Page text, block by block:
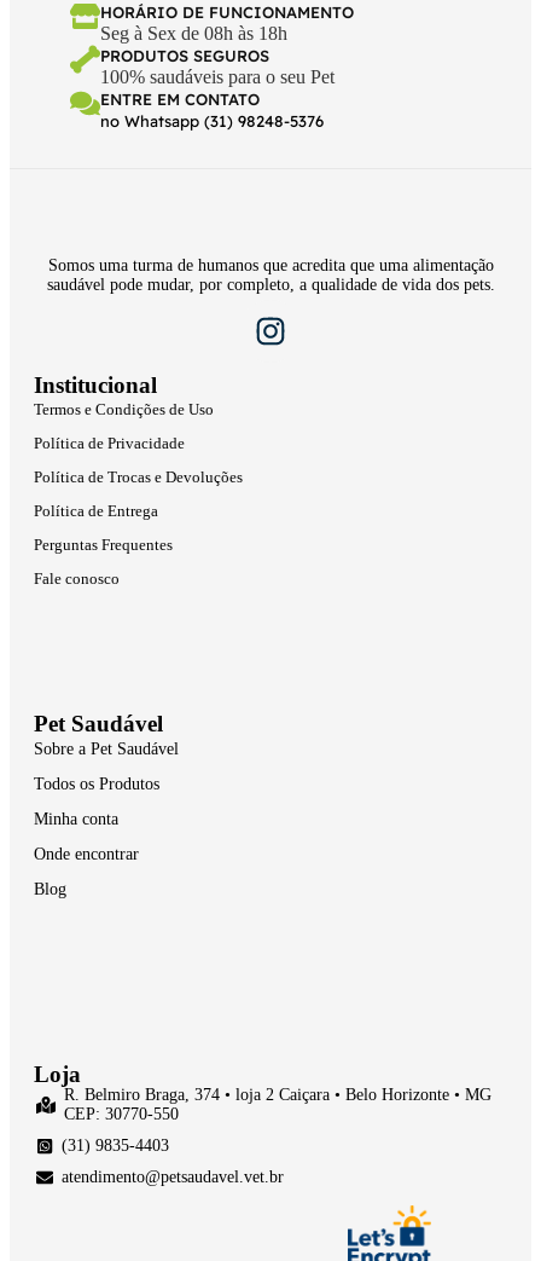
HORÁRIO DE FUNCIONAMENTO
Seg à Sex de 08h às 18h
PRODUTOS SEGUROS
100% saudáveis para o seu Pet
ENTRE EM CONTATO
no Whatsapp (31) 98248-5376
Somos uma turma de humanos que acredita que uma alimentação
saudável pode mudar, por completo, a qualidade de vida dos pets.
Institucional
Termos e Condições de Uso
Política de Privacidade
Política de Trocas e Devoluções
Política de Entrega
Perguntas Frequentes
Fale conosco
Pet Saudável
Sobre a Pet Saudável
Todos os Produtos
Minha conta
Onde encontrar
Blog
Loja
R. Belmiro Braga, 374 • loja 2 Caiçara • Belo Horizonte • MG
CEP: 30770-550
(31) 9835-4403
atendimento@petsaudavel.vet.br